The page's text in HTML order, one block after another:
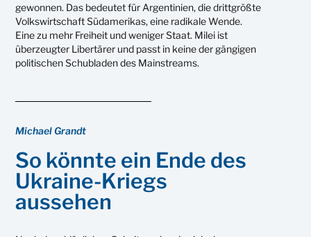
gewonnen. Das bedeutet für Argentinien, die drittgrößte
Volkswirtschaft Südamerikas, eine radikale Wende.
Eine zu mehr Freiheit und weniger Staat. Milei ist
überzeugter Libertärer und passt in keine der gängigen
politischen Schubladen des Mainstreams.
Michael Grandt
So könnte ein Ende des
Ukraine-Kriegs
aussehen